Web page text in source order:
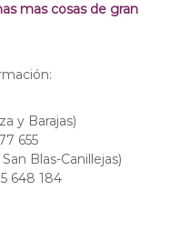
mas cosas de gran
y Barajas)
655
Blas-Canillejas)
648 184